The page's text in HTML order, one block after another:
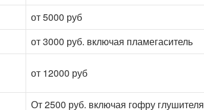
от 5000 руб
от 3000 руб. включая пламегаситель
от 12000 руб
От 2500 руб. включая гофру глушителя